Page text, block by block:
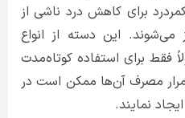
برای کاهش درد ناشی از
می‌شوند. این دسته از انواع
فقط برای استفاده کوتاه‌مدت
مصرف آن‌ها ممکن است در
نمایند.